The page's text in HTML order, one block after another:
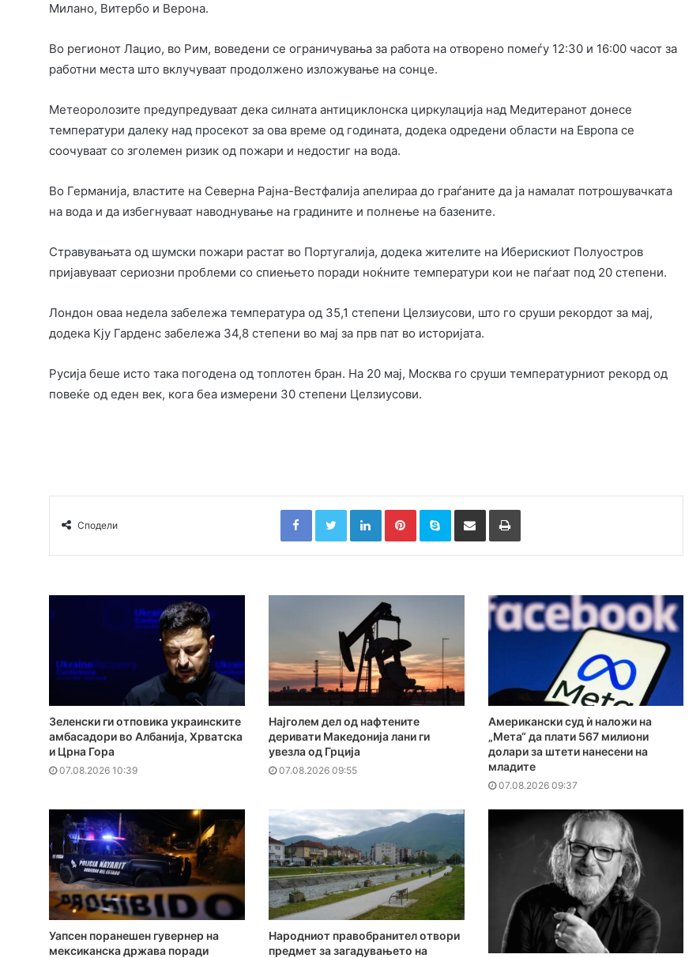
Милано, Витербо и Верона.
Во регионот Лацио, во Рим, воведени се ограничувања за работа на отворено помеѓу 12:30 и 16:00 часот за
работни места што вклучуваат продолжено изложување на сонце.
Метеоролозите предупредуваат дека силната антициклонска циркулација над Медитеранот донесе
температури далеку над просекот за ова време од годината, додека одредени области на Европа се
соочуваат со зголемен ризик од пожари и недостиг на вода.
Во Германија, властите на Северна Рајна-Вестфалија апелираа до граѓаните да ја намалат потрошувачката
на вода и да избегнуваат наводнување на градините и полнење на базените.
Стравувањата од шумски пожари растат во Португалија, додека жителите на Иберискиот Полуостров
пријавуваат сериозни проблеми со спиењето поради ноќните температури кои не паѓаат под 20 степени.
Лондон оваа недела забележа температура од 35,1 степени Целзиусови, што го сруши рекордот за мај,
додека Кју Гарденс забележа 34,8 степени во мај за прв пат во историјата.
Русија беше исто така погодена од топлотен бран. На 20 мај, Москва го сруши температурниот рекорд од
повеќе од еден век, кога беа измерени 30 степени Целзиусови.
Сподели
FacebookTwitterLinkedInPinterestSkype Сподели преку Е-маил Испринтај
Зеленски ги отповика украинските
амбасадори во Албанија, Хрватска
и Црна Гора
07.08.2026 10:39
Најголем дел од нафтените
деривати Македонија лани ги
увезла од Грција
07.08.2026 09:55
Американски суд ѝ наложи на
„Мета“ да плати 567 милиони
долари за штети нанесени на
младите
07.08.2026 09:37
Уапсен поранешен гувернер на
мексиканска држава поради
Народниот правобранител отвори
предмет за загадувањето на